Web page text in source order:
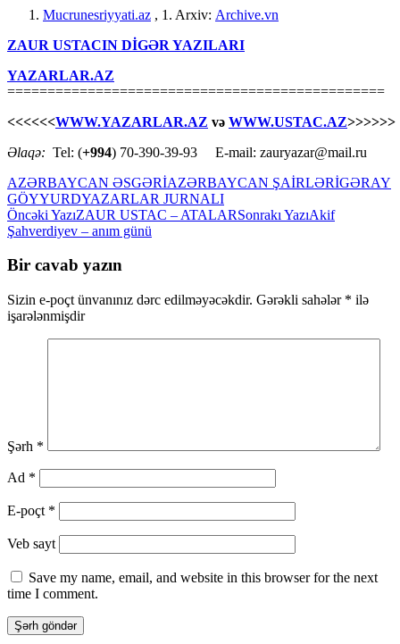
Mucrunesriyyati.az , 1. Arxiv: Archive.vn
ZAUR USTACIN DİGƏR YAZILARI
YAZARLAR.AZ
===============================================
<<<<<<WWW.YAZARLAR.AZ və WWW.USTAC.AZ>>>>>>
Əlaqə: Tel: (+994) 70-390-39-93 E-mail: zauryazar@mail.ru
AZƏRBAYCAN ƏSGƏRİAZƏRBAYCAN ŞAİRLƏRİGƏRAY
GÖYYURDYAZARLAR JURNALI
Yazılar
üzrə
naviqasiya
Öncəki YazıZAUR USTAC – ATALARSonrakı YazıAkif
Şahverdiyev – anım günü
Bir cavab yazın
Sizin e-poçt ünvanınız dərc edilməyəcəkdir. Gərəkli sahələr * ilə
işarələnmişdir
Şərh *
Ad *
E-poçt *
Veb sayt
Save my name, email, and website in this browser for the next
time I comment.